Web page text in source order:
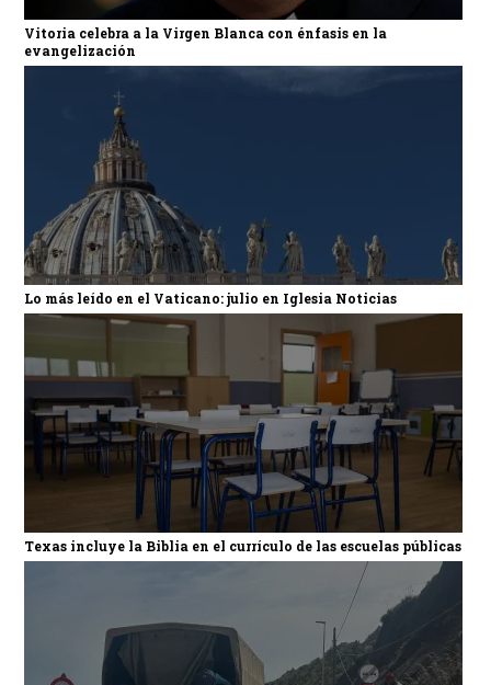
Vitoria celebra a la Virgen Blanca con énfasis en la
evangelización
Lo más leído en el Vaticano: julio en Iglesia Noticias
Texas incluye la Biblia en el currículo de las escuelas públicas